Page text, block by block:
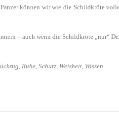
können wir wie die Schildkröte
– auch wenn die Schildkröte „nur“
Ruhe, Schutz, Weisheit, Wissen